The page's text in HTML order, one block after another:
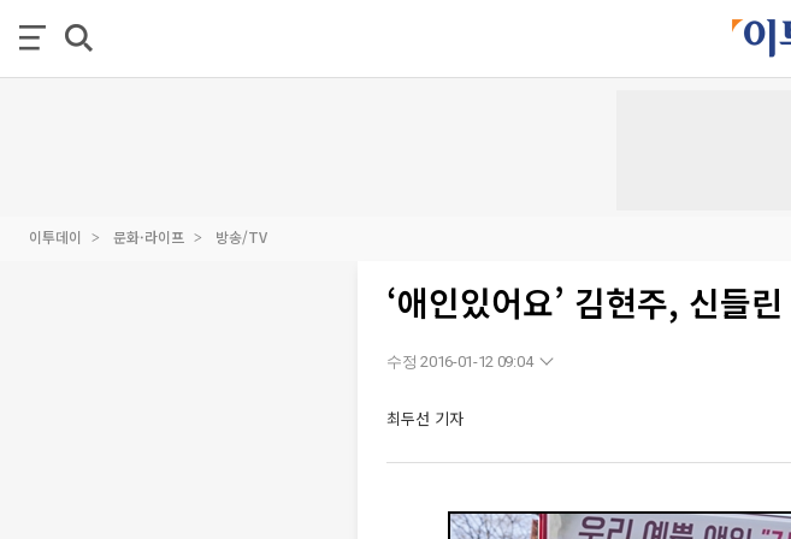
이투데이 문화·라이프 방송/TV
‘애인있어요’ 김현주, 신들
수정 2016-01-12 09:04
최두선 기자